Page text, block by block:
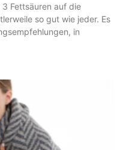
Fettsäuren auf die
so gut wie jeder. Es
in